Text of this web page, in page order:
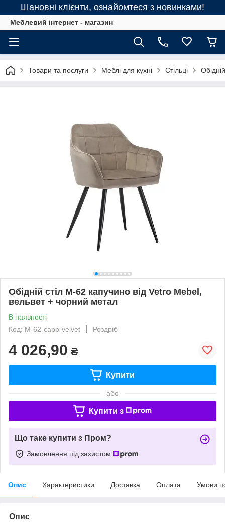
Шановні клієнти, ознайомтеся з новинками!
Меблевий інтернет - магазин
Товари та послуги Меблі для кухні Стільці
Обідній стіл М-62 капучино від Vetro Mebel,
вельвет + чорний метал
В наявності
Код: M-62-capp-velvet
Роздріб
4 026,90 ₴
Купити
або
Купити з
Що таке купити з Пром?
Замовлення під захистом
Опис Характеристики Доставка Оплата Умови
Опис